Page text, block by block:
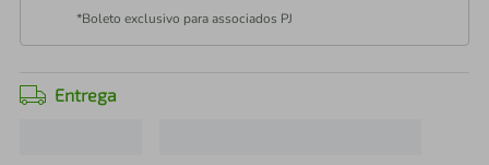
*Boleto exclusivo para associados PJ
Entrega